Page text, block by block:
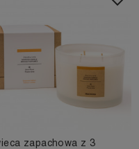
zapachowa z 3